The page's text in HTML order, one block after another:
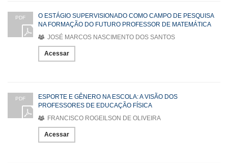
PDF
O ESTÁGIO SUPERVISIONADO COMO CAMPO DE PESQUISA
NA FORMAÇÃO DO FUTURO PROFESSOR DE MATEMÁTICA
JOSÉ MARCOS NASCIMENTO DOS SANTOS
Acessar
PDF
ESPORTE E GÊNERO NA ESCOLA: A VISÃO DOS
PROFESSORES DE EDUCAÇÃO FÍSICA
FRANCISCO ROGEILSON DE OLIVEIRA
Acessar